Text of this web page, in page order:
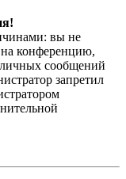
вы не
конференцию,
личных сообщений
запретил